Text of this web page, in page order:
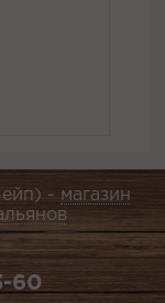
- магазин
60